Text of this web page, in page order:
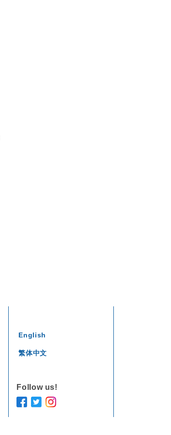
English
繁体中文
Follow us!